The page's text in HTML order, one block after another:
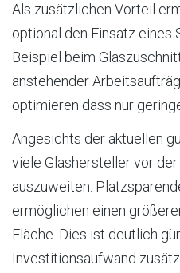
Als zusätzlichen Vorteil
optional den Einsatz eines
Beispiel beim
anstehender
optimieren dass nur
Angesichts der aktuellen
viele Glashersteller vor
auszuweiten.
ermöglichen einen
Fläche. Dies ist deutlich
Investitionsaufwand